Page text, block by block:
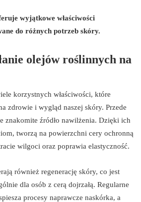
wyjątkowe właściwości
do różnych potrzeb skóry.
olejów roślinnych na
korzystnych właściwości, które
zdrowie i wygląd naszej skóry. Przede
znakomite źródło nawilżenia. Dzięki ich
tworzą na powierzchni cery ochronną
wilgoci oraz poprawia elastyczność.
również regenerację skóry, co jest
dla osób z cerą dojrzałą. Regularne
procesy naprawcze naskórka, a